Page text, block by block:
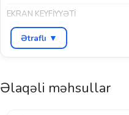
EKRAN KEYFIYYƏTI
İNTERFEYSLƏR
BREND
Ətraflı ▼
Əlaqəli məhsullar